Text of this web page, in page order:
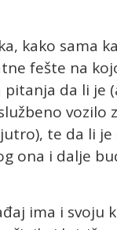
kako sama
fešte na
da li je
vozilo
te da li
ona i dalje
ima i svoju